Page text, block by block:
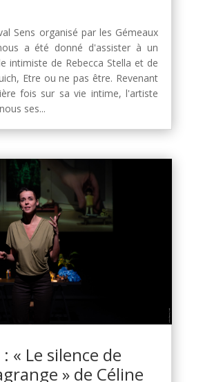
Sens organisé par les Gémeaux
a été donné d'assister à un
intimiste de Rebecca Stella et de
Etre ou ne pas être. Revenant
fois sur sa vie intime, l'artiste
ses...
« Le silence de
» de Céline